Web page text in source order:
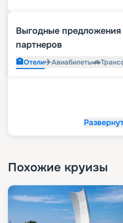
Выгодные
партнеров
🏨Отели✈️Авиабилеты🚗
Похожие круизы